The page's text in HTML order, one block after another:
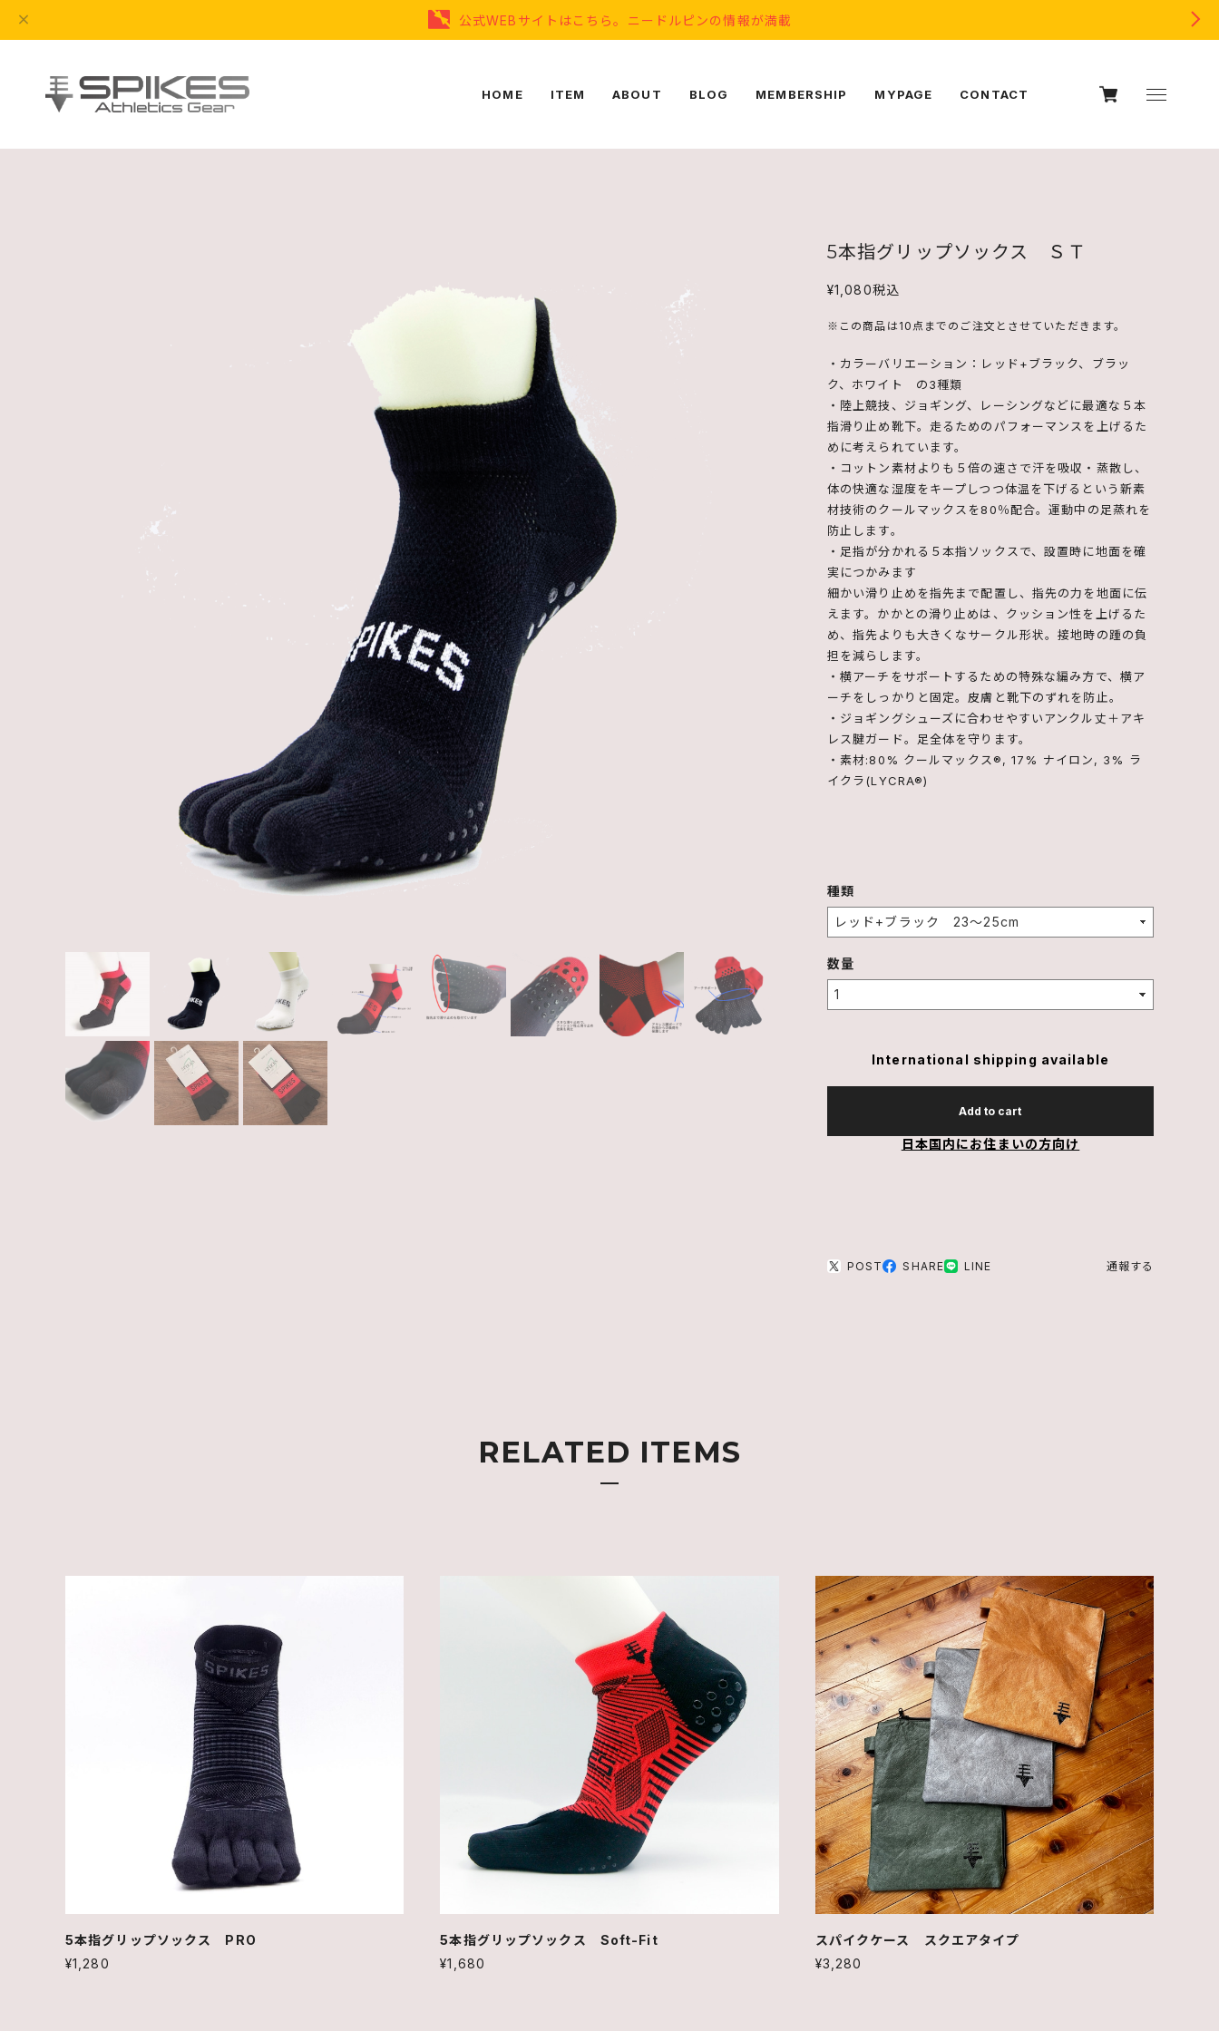
公式WEBサイトはこちら。ニードルピンの情報が満載
HOME ITEM ABOUT BLOG MEMBERSHIP MYPAGE CONTACT
5本指グリップソックス ＳＴ
¥1,080税込
※この商品は10点までのご注文とさせていただきます。
・カラーバリエーション：レッド+ブラック、ブラッ
ク、ホワイト の3種類
・陸上競技、ジョギング、レーシングなどに最適な５本
指滑り止め靴下。走るためのパフォーマンスを上げるた
めに考えられています。
・コットン素材よりも５倍の速さで汗を吸収・蒸散し、
体の快適な湿度をキープしつつ体温を下げるという新素
材技術のクールマックスを80％配合。運動中の足蒸れを
防止します。
・足指が分かれる５本指ソックスで、設置時に地面を確
実につかみます
細かい滑り止めを指先まで配置し、指先の力を地面に伝
えます。かかとの滑り止めは、クッション性を上げるた
め、指先よりも大きくなサークル形状。接地時の踵の負
担を減らします。
・横アーチをサポートするための特殊な編み方で、横ア
ーチをしっかりと固定。皮膚と靴下のずれを防止。
・ジョギングシューズに合わせやすいアンクル丈＋アキ
レス腱ガード。足全体を守ります。
・素材:80% クールマックス®, 17% ナイロン, 3% ラ
イクラ(LYCRA®)
種類
数量
International shipping available
Add to cart
日本国内にお住まいの方向け
POST SHARE LINE 通報する
RELATED ITEMS
5本指グリップソックス PRO
¥1,280
5本指グリップソックス Soft-Fit
¥1,680
スパイクケース スクエアタイプ
¥3,280